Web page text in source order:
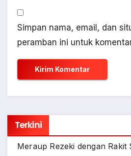
Simpan nama, email, dan
peramban ini untuk
Terkini
Meraup Rezeki dengan Rakit